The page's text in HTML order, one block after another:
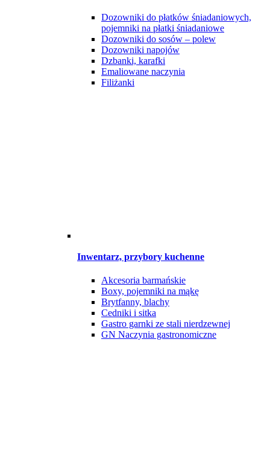
Dozowniki do płatków śniadaniowych,
pojemniki na płatki śniadaniowe
Dozowniki do sosów – polew
Dozowniki napojów
Dzbanki, karafki
Emaliowane naczynia
Filiżanki
Inwentarz, przybory kuchenne
Akcesoria barmańskie
Boxy, pojemniki na mąkę
Brytfanny, blachy
Cedniki i sitka
Gastro garnki ze stali nierdzewnej
GN Naczynia gastronomiczne